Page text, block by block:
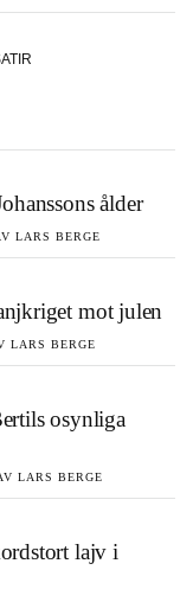
ålder
LARS BERGE
mot julen
LARS BERGE
osynliga
LARS BERGE
lajv i